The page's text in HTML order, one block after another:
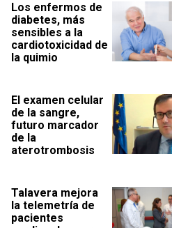
Los enfermos de
diabetes, más
sensibles a la
cardiotoxicidad de
la quimio
El examen celular
de la sangre,
futuro marcador
de la
aterotrombosis
Talavera mejora
la telemetría de
pacientes